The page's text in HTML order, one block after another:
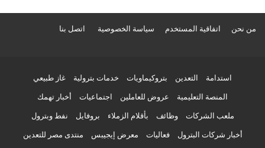
من نحن اتفاقية المستخدم سياسة الخصوصية اتصل بنا
استدامة التعدين بتروكيماويات خدمات بترولية غاز طبيعي
المنصة التعليمية عروض للعاملين اجتماعيات أخبار تهمك
ملعب الشركات وظائف بأقلام الزملاء بروفايل نفط وبترول
أخبار شركات البترول فعاليات معرض إيجيبس منتدى مصر للتعدين